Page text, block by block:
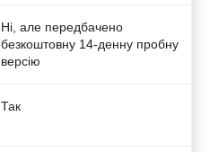
Ні, але передбачено
безкоштовну 14-денну пробну
версію
Так